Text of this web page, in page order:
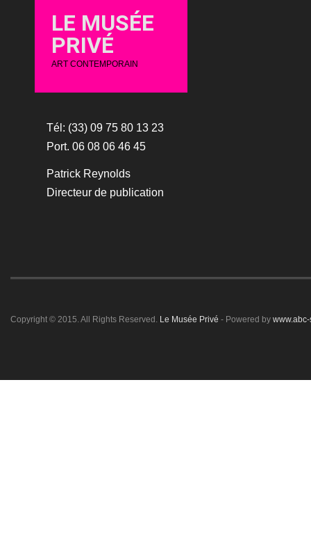
LE MUSÉE
PRIVÉ
ART CONTEMPORAIN
Tél: (33) 09 75 80 13 23
Port. 06 08 06 46 45
Patrick Reynolds
Directeur de publication
Copyright © 2015. All Rights Reserved. Le Musée Privé - Powered by